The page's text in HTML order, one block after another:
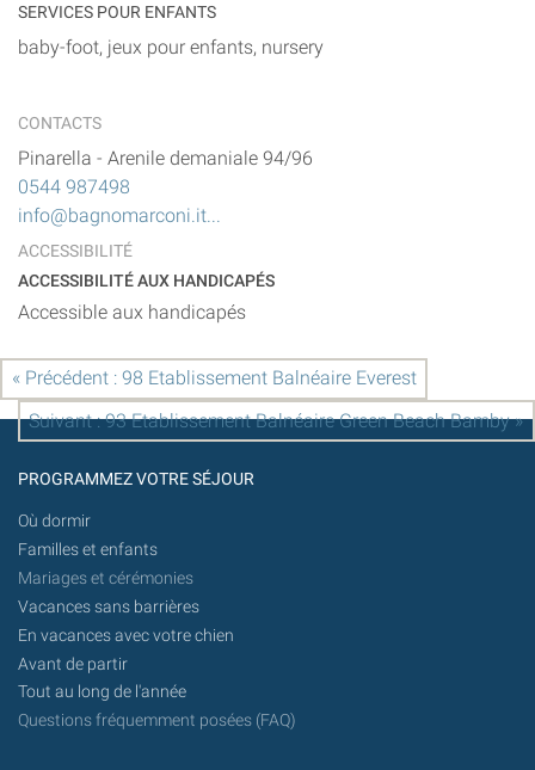
SERVICES POUR ENFANTS
baby-foot, jeux pour enfants, nursery
CONTACTS
Pinarella - Arenile demaniale 94/96
0544 987498
info@bagnomarconi.it...
ACCESSIBILITÉ
ACCESSIBILITÉ AUX HANDICAPÉS
Accessible aux handicapés
« Précédent : 98 Etablissement Balnéaire Everest
Suivant : 93 Etablissement Balnéaire Green Beach Bamby »
PROGRAMMEZ VOTRE SÉJOUR
Où dormir
Familles et enfants
Mariages et cérémonies
Vacances sans barrières
En vacances avec votre chien
Avant de partir
Tout au long de l'année
Questions fréquemment posées (FAQ)